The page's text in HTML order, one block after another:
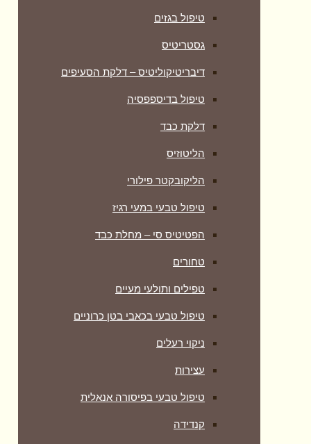
טיפול בגזים
גסטריטיס
דיבריטיקוליטיס – דלקת הסעיפים
טיפול בדיספפסיה
דלקת כבד
הליטוזיס
הליקובקטר פילורי
טיפול טבעי במעי רגיז
הפטיטיס סי – מחלת כבד
טחורים
טפילים ותולעי מעיים
טיפול טבעי בכאבי בטן כרוניים
ניקוי רעלים
עצירות
טיפול טבעי בפיסורה אנאלית
קנדידה